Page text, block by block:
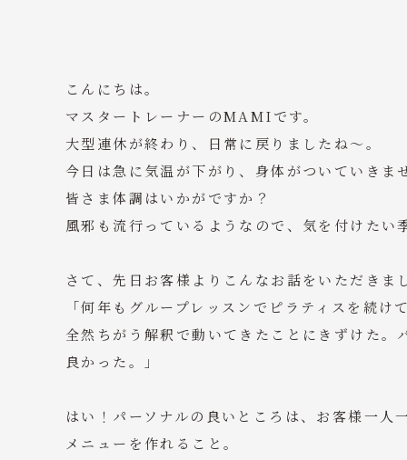
こんにちは。
マスタートレーナーのMAMIです。
大型連休が終わり、日常に戻りましたね～。
今日は急に気温が下がり、身体がついていきま
皆さま体調はいかがですか？
風邪も流行っているようなので、気を付けたい
さて、先日お客様よりこんなお話をいただきま
「何年もグループレッスンでピラティスを続け
全然ちがう解釈で動いてきたことにきずけた。
良かった。」
はい！パーソナルの良いところは、お客様一人
メニューを作れること。